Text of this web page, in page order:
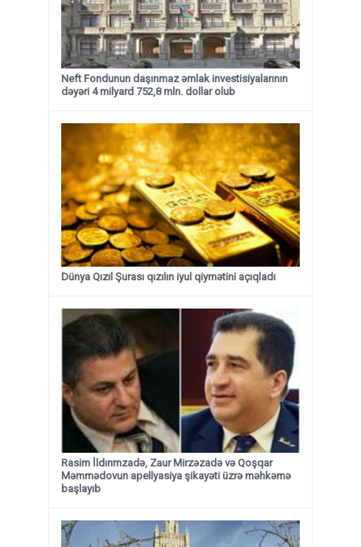
Neft Fondunun daşınmaz əmlak investisiyalarının
dəyəri 4 milyard 752,8 mln. dollar olub
Dünya Qızıl Şurası qızılın iyul qiymətini açıqladı
Rasim İldırımzadə, Zaur Mirzəzadə və Qoşqar
Məmmədovun apellyasiya şikayəti üzrə məhkəmə
başlayıb